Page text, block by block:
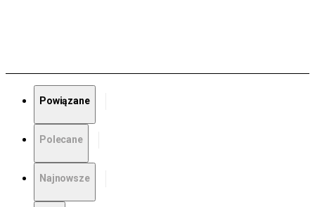
Powiązane
Polecane
Najnowsze